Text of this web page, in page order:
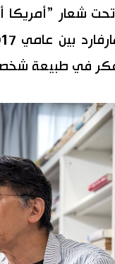
شعار ”أمريكا
نفكر في طبيعة